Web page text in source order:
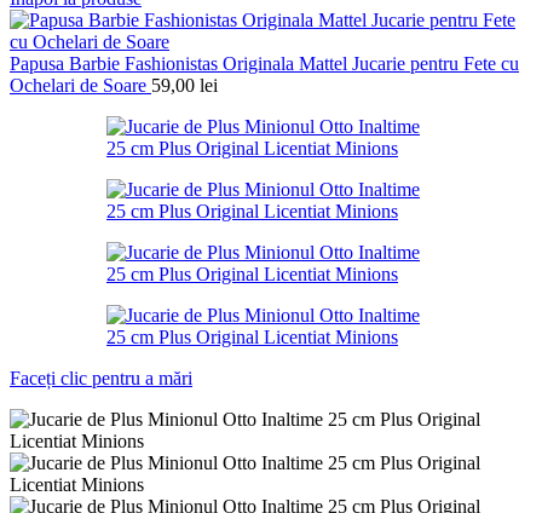
Papusa Barbie Fashionistas Originala Mattel Jucarie pentru Fete cu
Ochelari de Soare 59,00 lei
Faceți clic pentru a mări